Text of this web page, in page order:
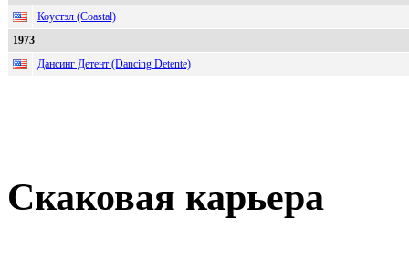
Коустэл (Coastal)
1973
Дансинг Детент (Dancing Detente)
Скаковая карьера